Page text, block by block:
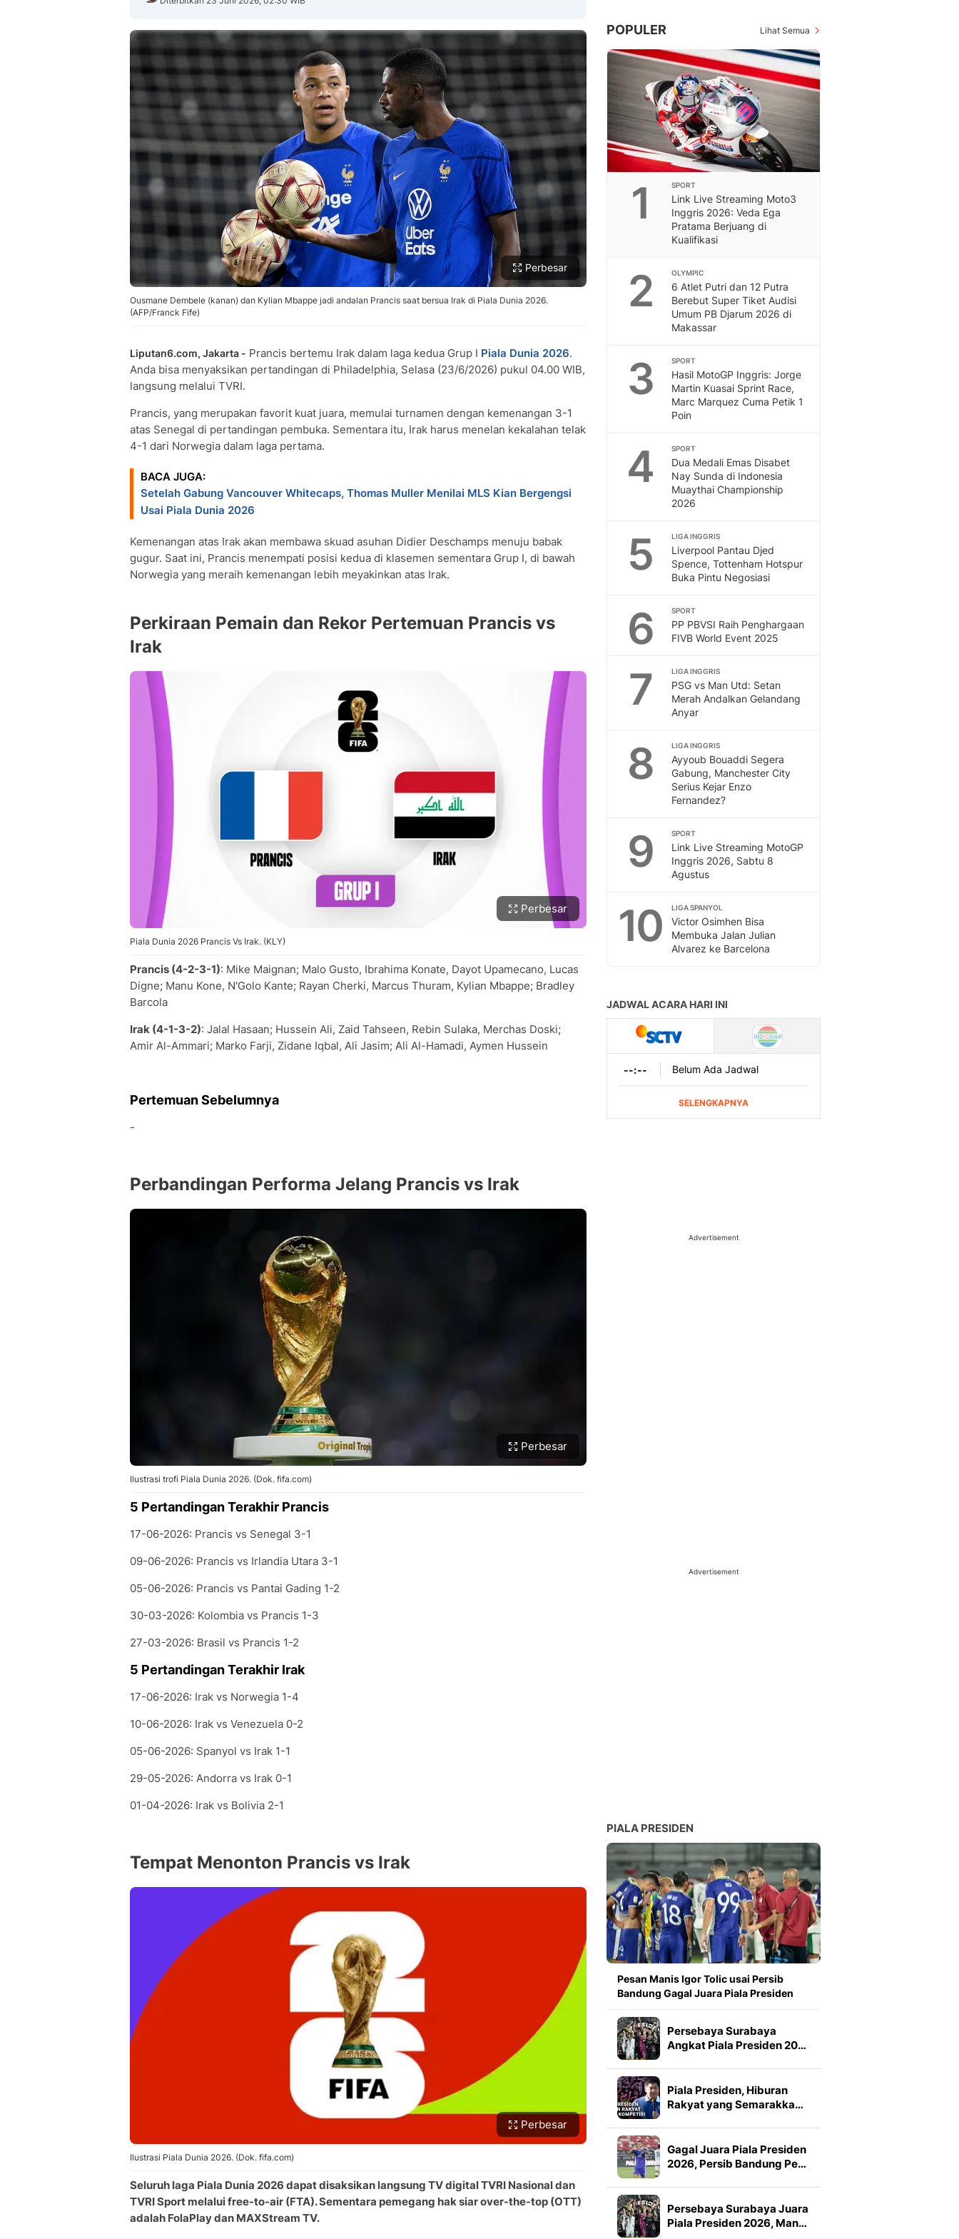
Copy Link
Perbesar
Ousmane Dembele (kanan) dan Kylian Mbappe jadi andalan Prancis saat bersua Irak di Piala Dunia 2026.
(AFP/Franck Fife)
Liputan6.com, Jakarta - Prancis bertemu Irak dalam laga kedua Grup I Piala Dunia 2026.
Anda bisa menyaksikan pertandingan di Philadelphia, Selasa (23/6/2026) pukul 04.00 WIB,
langsung melalui TVRI.
Prancis, yang merupakan favorit kuat juara, memulai turnamen dengan kemenangan 3-1
atas Senegal di pertandingan pembuka. Sementara itu, Irak harus menelan kekalahan telak
4-1 dari Norwegia dalam laga pertama.
BACA JUGA:
Setelah Gabung Vancouver Whitecaps, Thomas Muller Menilai MLS Kian Bergengsi
Usai Piala Dunia 2026
Kemenangan atas Irak akan membawa skuad asuhan Didier Deschamps menuju babak
gugur. Saat ini, Prancis menempati posisi kedua di klasemen sementara Grup I, di bawah
Norwegia yang meraih kemenangan lebih meyakinkan atas Irak.
Perkiraan Pemain dan Rekor Pertemuan Prancis vs
Irak
Perbesar
Piala Dunia 2026 Prancis Vs Irak. (KLY)
Prancis (4-2-3-1): Mike Maignan; Malo Gusto, Ibrahima Konate, Dayot Upamecano, Lucas
Digne; Manu Kone, N'Golo Kante; Rayan Cherki, Marcus Thuram, Kylian Mbappe; Bradley
Barcola
Irak (4-1-3-2): Jalal Hasaan; Hussein Ali, Zaid Tahseen, Rebin Sulaka, Merchas Doski;
Amir Al-Ammari; Marko Farji, Zidane Iqbal, Ali Jasim; Ali Al-Hamadi, Aymen Hussein
Pertemuan Sebelumnya
-
Perbandingan Performa Jelang Prancis vs Irak
Perbesar
Ilustrasi trofi Piala Dunia 2026. (Dok. fifa.com)
5 Pertandingan Terakhir Prancis
17-06-2026: Prancis vs Senegal 3-1
09-06-2026: Prancis vs Irlandia Utara 3-1
05-06-2026: Prancis vs Pantai Gading 1-2
30-03-2026: Kolombia vs Prancis 1-3
27-03-2026: Brasil vs Prancis 1-2
5 Pertandingan Terakhir Irak
17-06-2026: Irak vs Norwegia 1-4
10-06-2026: Irak vs Venezuela 0-2
05-06-2026: Spanyol vs Irak 1-1
29-05-2026: Andorra vs Irak 0-1
01-04-2026: Irak vs Bolivia 2-1
Tempat Menonton Prancis vs Irak
Perbesar
Ilustrasi Piala Dunia 2026. (Dok. fifa.com)
Seluruh laga Piala Dunia 2026 dapat disaksikan langsung TV digital TVRI Nasional dan
TVRI Sport melalui free-to-air (FTA). Sementara pemegang hak siar over-the-top (OTT)
adalah FolaPlay dan MAXStream TV.
POPULER Lihat Semua
1 SPORT
Link Live Streaming Moto3
Inggris 2026: Veda Ega
Pratama Berjuang di
Kualifikasi
2 OLYMPIC
6 Atlet Putri dan 12 Putra
Berebut Super Tiket Audisi
Umum PB Djarum 2026 di
Makassar
3 SPORT
Hasil MotoGP Inggris: Jorge
Martin Kuasai Sprint Race,
Marc Marquez Cuma Petik 1
Poin
4 SPORT
Dua Medali Emas Disabet
Nay Sunda di Indonesia
Muaythai Championship
2026
5 LIGA INGGRIS
Liverpool Pantau Djed
Spence, Tottenham Hotspur
Buka Pintu Negosiasi
6 SPORT
PP PBVSI Raih Penghargaan
FIVB World Event 2025
7 LIGA INGGRIS
PSG vs Man Utd: Setan
Merah Andalkan Gelandang
Anyar
8 LIGA INGGRIS
Ayyoub Bouaddi Segera
Gabung, Manchester City
Serius Kejar Enzo
Fernandez?
9 SPORT
Link Live Streaming MotoGP
Inggris 2026, Sabtu 8
Agustus
10 LIGA SPANYOL
Victor Osimhen Bisa
Membuka Jalan Julian
Alvarez ke Barcelona
Advertisement
Advertisement
PIALA PRESIDEN
Pesan Manis Igor Tolic usai Persib
Bandung Gagal Juara Piala Presiden
Persebaya Surabaya
Angkat Piala Presiden 20…
Piala Presiden, Hiburan
Rakyat yang Semarakka…
Gagal Juara Piala Presiden
2026, Persib Bandung Pe…
Persebaya Surabaya Juara
Piala Presiden 2026, Man…